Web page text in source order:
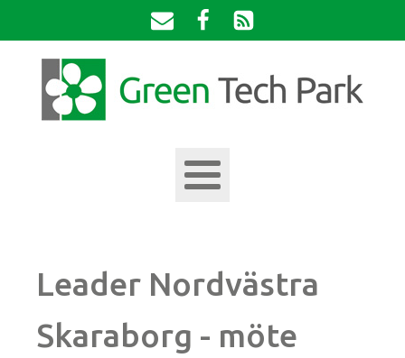
Leader Nordvästra
Skaraborg - möte